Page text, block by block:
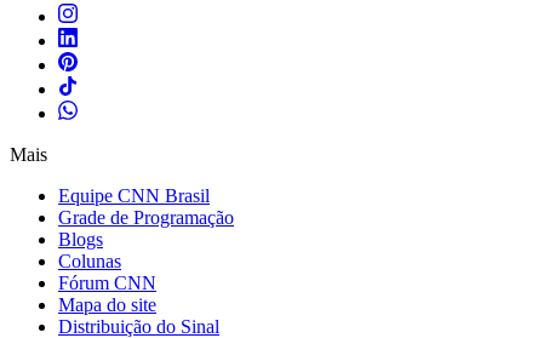
Mais
Equipe CNN Brasil
Grade de Programação
Blogs
Colunas
Fórum CNN
Mapa do site
Distribuição do Sinal